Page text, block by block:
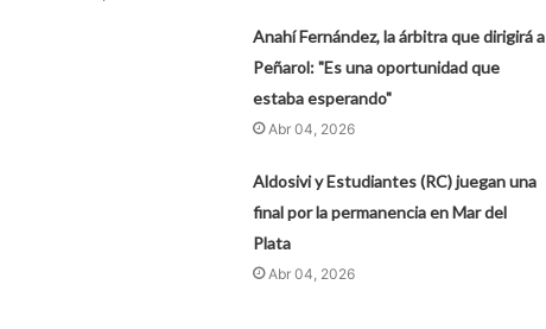
Anahí Fernández, la árbitra que dirigirá a
Peñarol: "Es una oportunidad que
estaba esperando"
Abr 04, 2026
Aldosivi y Estudiantes (RC) juegan una
final por la permanencia en Mar del
Plata
Abr 04, 2026